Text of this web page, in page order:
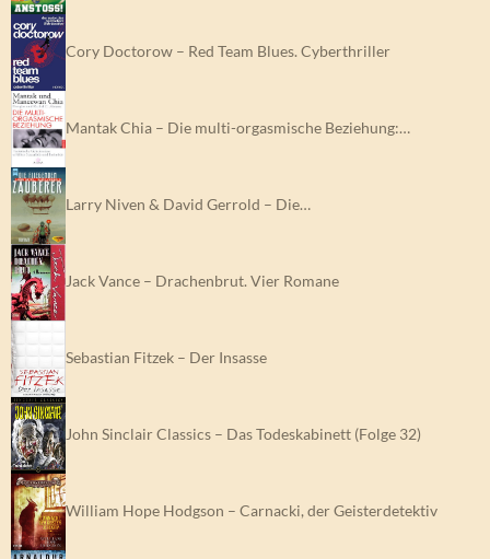
Cory Doctorow – Red Team Blues. Cyberthriller
Mantak Chia – Die multi-orgasmische Beziehung:…
Larry Niven & David Gerrold – Die…
Jack Vance – Drachenbrut. Vier Romane
Sebastian Fitzek – Der Insasse
John Sinclair Classics – Das Todeskabinett (Folge 32)
William Hope Hodgson – Carnacki, der Geisterdetektiv